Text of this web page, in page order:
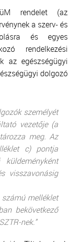
rendelet (az
a szerv- és
és egyes
rendelkezési
az egészségügyi
dolgozó
személyét
vezetője (a
meg. Az
c) pontja
visszavonásig
melléklet
bekövetkező
nek.”